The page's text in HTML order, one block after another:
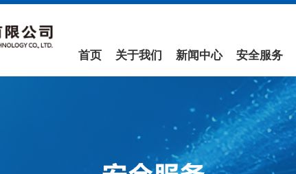
首页 关于我们 新闻中心 安全服务